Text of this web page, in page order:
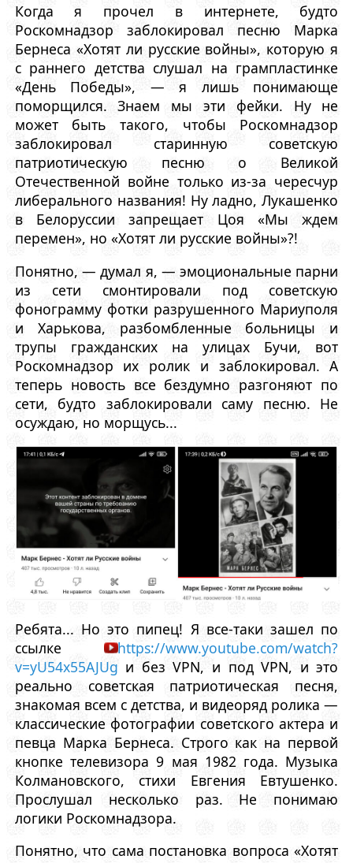
Когда я прочел в интернете, будто
Роскомнадзор заблокировал песню Марка
Бернеса «Хотят ли русские войны», которую я
с раннего детства слушал на грампластинке
«День Победы», — я лишь понимающе
поморщился. Знаем мы эти фейки. Ну не
может быть такого, чтобы Роскомнадзор
заблокировал старинную советскую
патриотическую песню о Великой
Отечественной войне только из-за чересчур
либерального названия! Ну ладно, Лукашенко
в Белоруссии запрещает Цоя «Мы ждем
перемен», но «Хотят ли русские войны»?!
Понятно, — думал я, — эмоциональные парни
из сети смонтировали под советскую
фонограмму фотки разрушенного Мариуполя
и Харькова, разбомбленные больницы и
трупы гражданских на улицах Бучи, вот
Роскомнадзор их ролик и заблокировал. А
теперь новость все бездумно разгоняют по
сети, будто заблокировали саму песню. Не
осуждаю, но морщусь...
Ребята... Но это пипец! Я все-таки зашел по
ссылке
https://www.youtube.com/watch?
v=yU54x55AJUg и без VPN, и под VPN, и это
реально советская патриотическая песня,
знакомая всем с детства, и видеоряд ролика —
классические фотографии советского актера и
певца Марка Бернеса. Строго как на первой
кнопке телевизора 9 мая 1982 года. Музыка
Колмановского, стихи Евгения Евтушенко.
Прослушал несколько раз. Не понимаю
логики Роскомнадзора.
Понятно, что сама постановка вопроса «Хотят